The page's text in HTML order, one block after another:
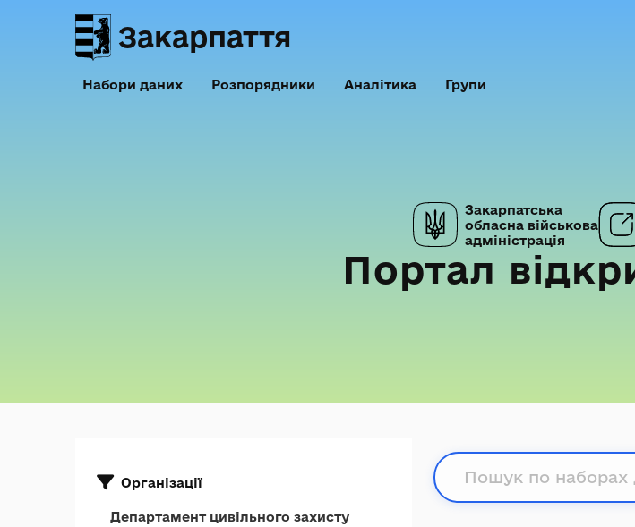
Закарпаття
Набори даних Розпорядники Аналітика Групи
Закарпатська
обласна військова
адміністрація
Портал
Організації
Департамент цивільного захисту